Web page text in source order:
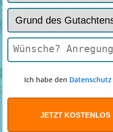
Ich habe den Datenschutz